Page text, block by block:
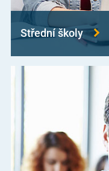
Střední školy